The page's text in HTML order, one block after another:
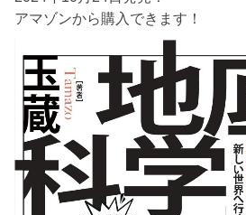
アマゾンから購入できます！